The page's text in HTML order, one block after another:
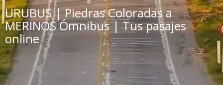
URUBUS | Piedras Coloradas a
MERINOS Ómnibus | Tus pasajes
online